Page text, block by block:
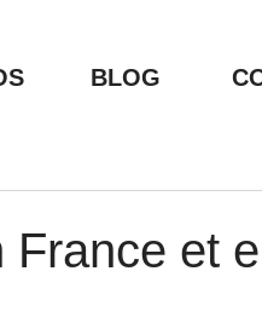
BLOG
France et